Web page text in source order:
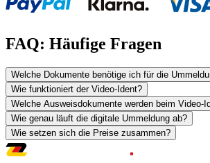
FAQ: Häufige Fragen
Welche Dokumente benötige ich für die
Wie funktioniert der Video-Ident?
Welche Ausweisdokumente werden beim Video-
Wie genau läuft die digitale Ummeldung ab?
Wie setzen sich die Preise zusammen?